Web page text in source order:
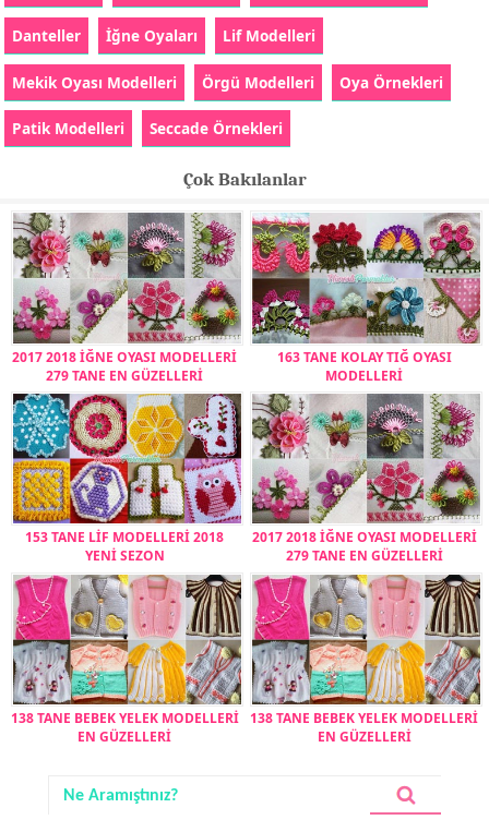
Danteller İğne Oyaları Lif Modelleri
Mekik Oyası Modelleri Örgü Modelleri Oya Örnekleri
Patik Modelleri Seccade Örnekleri
Çok Bakılanlar
2017 2018 İĞNE OYASI MODELLERİ
279 TANE EN GÜZELLERİ
163 TANE KOLAY TIĞ OYASI
MODELLERİ
153 TANE LİF MODELLERİ 2018
YENİ SEZON
2017 2018 İĞNE OYASI MODELLERİ
279 TANE EN GÜZELLERİ
138 TANE BEBEK YELEK MODELLERİ
EN GÜZELLERİ
138 TANE BEBEK YELEK MODELLERİ
EN GÜZELLERİ